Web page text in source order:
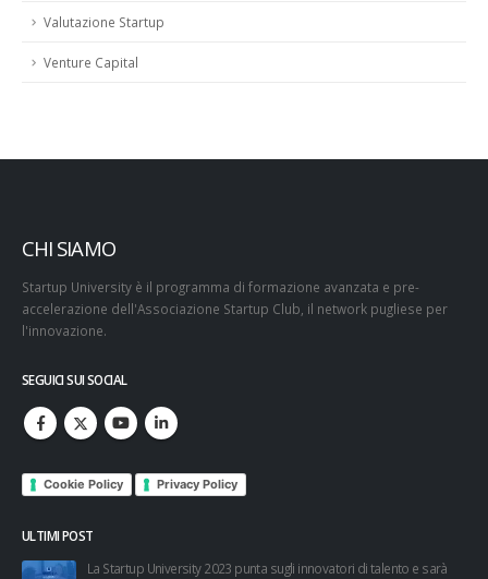
Valutazione Startup
Venture Capital
CHI SIAMO
Startup University è il programma di formazione avanzata e pre-
accelerazione dell'Associazione Startup Club, il network pugliese per
l'innovazione.
SEGUICI SUI SOCIAL
Cookie Policy Privacy Policy
ULTIMI POST
Trackability, dalla Startup University a Cariplo Factory in pochi mesi